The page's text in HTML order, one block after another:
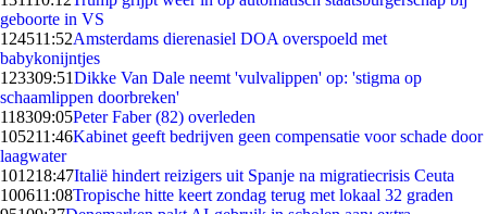
geboorte in VS
124511:52Amsterdams dierenasiel DOA overspoeld met
babykonijntjes
123309:51Dikke Van Dale neemt 'vulvalippen' op: 'stigma op
schaamlippen doorbreken'
118309:05Peter Faber (82) overleden
105211:46Kabinet geeft bedrijven geen compensatie voor schade door
laagwater
101218:47Italië hindert reizigers uit Spanje na migratiecrisis Ceuta
100611:08Tropische hitte keert zondag terug met lokaal 32 graden